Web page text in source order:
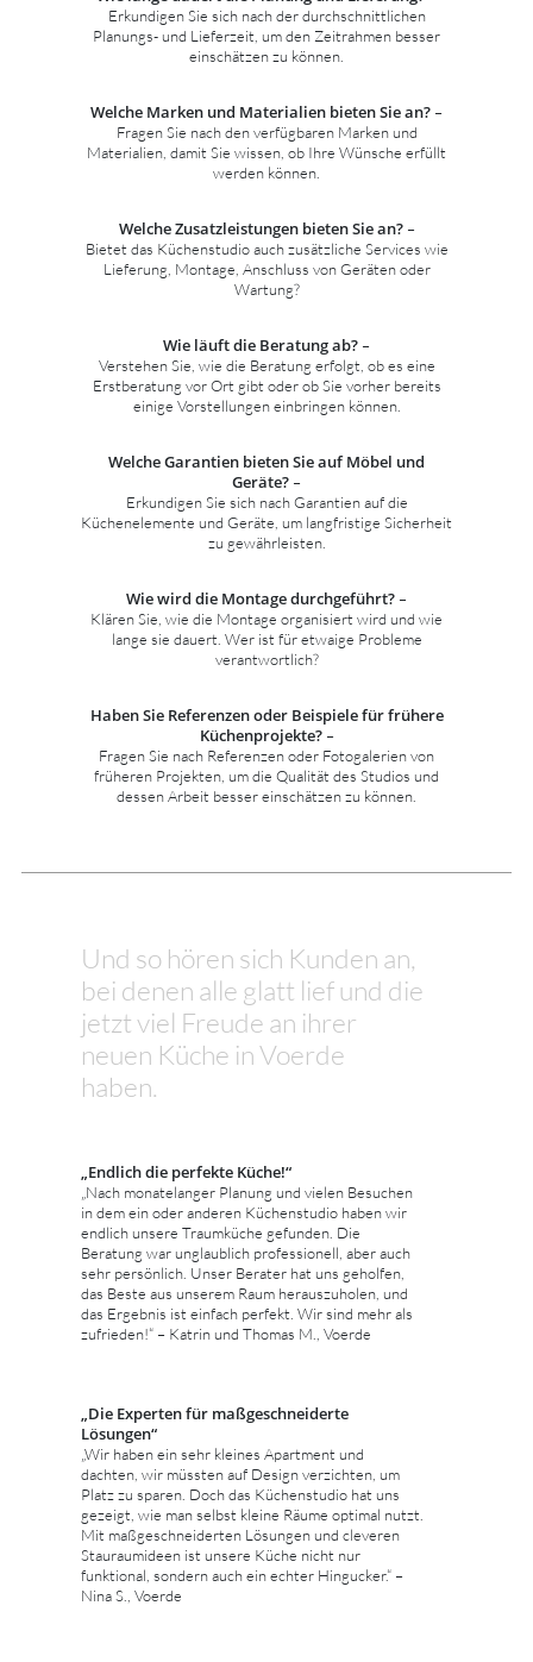
Erkundigen Sie sich nach der durchschnittlichen
Planungs- und Lieferzeit, um den Zeitrahmen besser
einschätzen zu können.
Welche Marken und Materialien bieten Sie an? –
Fragen Sie nach den verfügbaren Marken und
Materialien, damit Sie wissen, ob Ihre Wünsche erfüllt
werden können.
Welche Zusatzleistungen bieten Sie an?–
Bietet das Küchenstudio auch zusätzliche Services wie
Lieferung, Montage, Anschluss von Geräten oder
Wartung?
Wie läuft die Beratung ab? –
Verstehen Sie, wie die Beratung erfolgt, ob es eine
Erstberatung vor Ort gibt oder ob Sie vorher bereits
einige Vorstellungen einbringen können.
Welche Garantien bieten Sie auf Möbel und
Geräte? –
Erkundigen Sie sich nach Garantien auf die
Küchenelemente und Geräte, um langfristige Sicherheit
zu gewährleisten.
Wie wird die Montage durchgeführt? –
Klären Sie, wie die Montage organisiert wird und wie
lange sie dauert. Wer ist für etwaige Probleme
verantwortlich?
Haben Sie Referenzen oder Beispiele für frühere
Küchenprojekte? –
Fragen Sie nach Referenzen oder Fotogalerien von
früheren Projekten, um die Qualität des Studios und
dessen Arbeit besser einschätzen zu können.
Und so hören sich Kunden an,
bei denen alle glatt lief und die
jetzt viel Freude an ihrer
neuen Küche in Voerde
haben.
„Endlich die perfekte Küche!“
„Nach monatelanger Planung und vielen Besuchen
in dem ein oder anderen Küchenstudio haben wir
endlich unsere Traumküche gefunden. Die
Beratung war unglaublich professionell, aber auch
sehr persönlich. Unser Berater hat uns geholfen,
das Beste aus unserem Raum herauszuholen, und
das Ergebnis ist einfach perfekt. Wir sind mehr als
zufrieden!“ – Katrin und Thomas M., Voerde
„Die Experten für maßgeschneiderte
Lösungen“
„Wir haben ein sehr kleines Apartment und
dachten, wir müssten auf Design verzichten, um
Platz zu sparen. Doch das Küchenstudio hat uns
gezeigt, wie man selbst kleine Räume optimal nutzt.
Mit maßgeschneiderten Lösungen und cleveren
Stauraumideen ist unsere Küche nicht nur
funktional, sondern auch ein echter Hingucker.“ –
Nina S., Voerde